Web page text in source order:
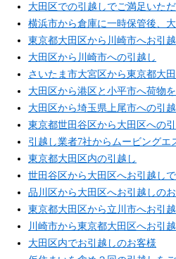
大田区での引越しでご満足いた
横浜市から倉庫に一時保管後、
東京都大田区から川崎市へお引
大田区から川崎市への引越し
さいたま市大宮区から東京都大
大田区から港区と小平市へ荷物
大田区から埼玉県上尾市への引
東京都世田谷区から大田区への
引越し業者7社からムービングエ
東京都大田区内の引越し
世田谷区から大田区へお引越し
品川区から大田区へお引越しの
東京都大田区から立川市へお引
川崎市から東京都大田区へお引
大田区内でお引越しのお客様